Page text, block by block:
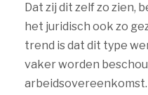
Dat zij dit zelf zo zien,
het juridisch ook zo
trend is dat dit type
vaker worden